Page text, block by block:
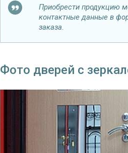
Приобрести продукцию
контактные данные в
заказа.
Фото дверей с